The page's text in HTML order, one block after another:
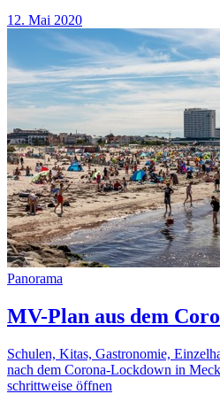
12. Mai 2020
Panorama
MV-Plan aus dem
Schulen, Kitas, Gastronomie,
nach dem Corona-Lockdown in
schrittweise öffnen